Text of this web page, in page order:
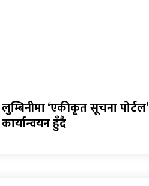
लुम्बिनीमा ‘एकीकृत सूचना पोर्टल’
कार्यान्वयन हुँदै